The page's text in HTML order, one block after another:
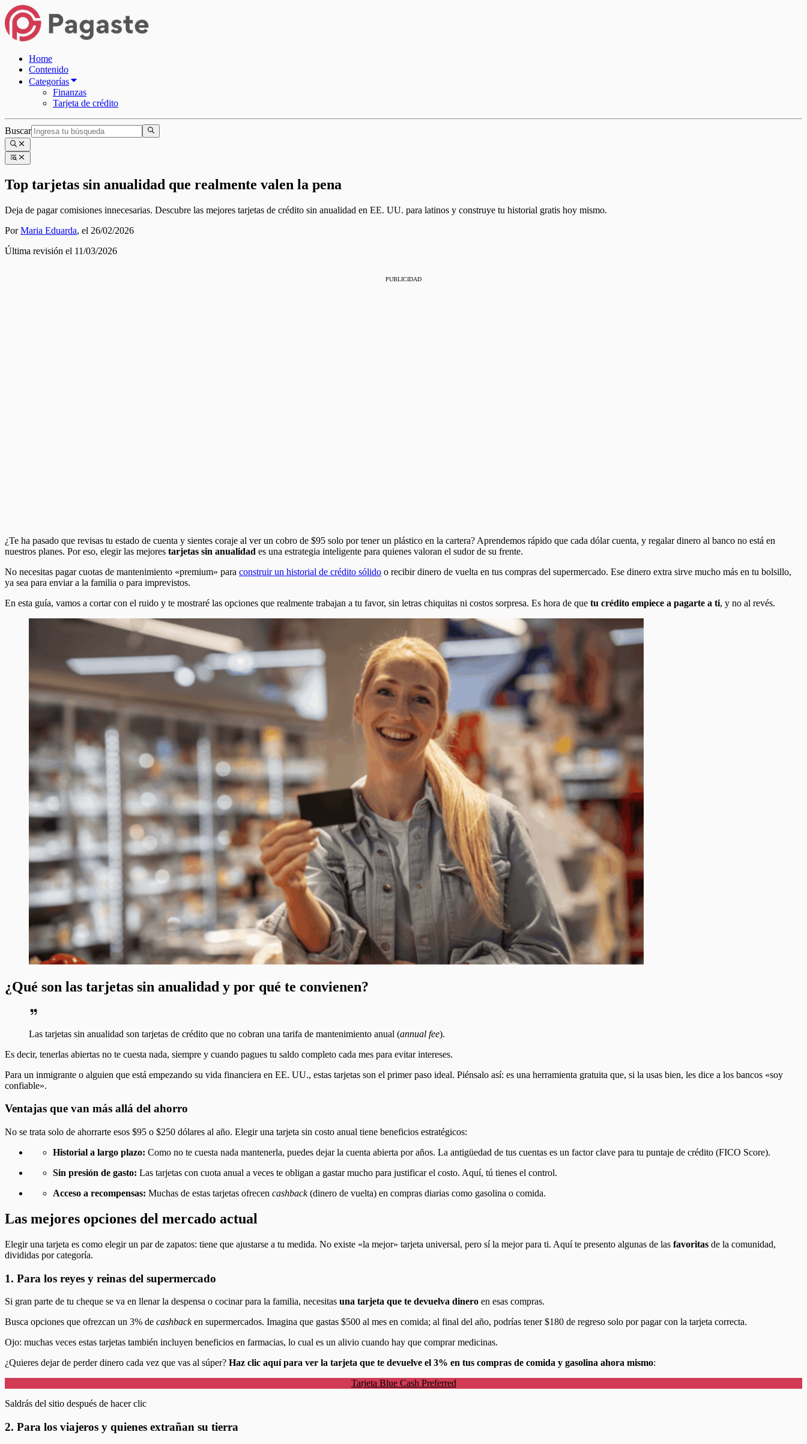
Home
Contenido
Categorías
Finanzas
Tarjeta de crédito
Buscar
Top tarjetas sin anualidad que realmente valen la pena
Deja de pagar comisiones innecesarias. Descubre las mejores tarjetas de crédito sin anualidad en EE. UU. para latinos y construye tu historial gratis hoy mismo.
PorMaria Eduarda, el 26/02/2026
Última revisión el 11/03/2026
PUBLICIDAD
¿Te ha pasado que revisas tu estado de cuenta y sientes coraje al ver un cobro de $95 solo por tener un plástico en la cartera? Aprendemos rápido que cada dólar cuenta, y regalar dinero al banco no está en
nuestros planes. Por eso, elegir las mejores tarjetas sin anualidad es una estrategia inteligente para quienes valoran el sudor de su frente.
No necesitas pagar cuotas de mantenimiento «premium» para construir un historial de crédito sólido o recibir dinero de vuelta en tus compras del supermercado. Ese dinero extra sirve mucho más en tu bolsillo,
ya sea para enviar a la familia o para imprevistos.
En esta guía, vamos a cortar con el ruido y te mostraré las opciones que realmente trabajan a tu favor, sin letras chiquitas ni costos sorpresa. Es hora de que tu crédito empiece a pagarte a ti, y no al revés.
¿Qué son las tarjetas sin anualidad y por qué te convienen?
Las tarjetas sin anualidad son tarjetas de crédito que no cobran una tarifa de mantenimiento anual (annual fee).
Es decir, tenerlas abiertas no te cuesta nada, siempre y cuando pagues tu saldo completo cada mes para evitar intereses.
Para un inmigrante o alguien que está empezando su vida financiera en EE. UU., estas tarjetas son el primer paso ideal. Piénsalo así: es una herramienta gratuita que, si la usas bien, les dice a los bancos «soy
confiable».
Ventajas que van más allá del ahorro
No se trata solo de ahorrarte esos $95 o $250 dólares al año. Elegir una tarjeta sin costo anual tiene beneficios estratégicos:
Historial a largo plazo: Como no te cuesta nada mantenerla, puedes dejar la cuenta abierta por años. La antigüedad de tus cuentas es un factor clave para tu puntaje de crédito (FICO Score).
Sin presión de gasto: Las tarjetas con cuota anual a veces te obligan a gastar mucho para justificar el costo. Aquí, tú tienes el control.
Acceso a recompensas: Muchas de estas tarjetas ofrecen cashback(dinero de vuelta) en compras diarias como gasolina o comida.
Las mejores opciones del mercado actual
Elegir una tarjeta es como elegir un par de zapatos: tiene que ajustarse a tu medida. No existe «la mejor» tarjeta universal, pero sí la mejor para ti. Aquí te presento algunas de las favoritas de la comunidad,
divididas por categoría.
1. Para los reyes y reinas del supermercado
Si gran parte de tu cheque se va en llenar la despensa o cocinar para la familia, necesitas una tarjeta que te devuelva dinero en esas compras.
Busca opciones que ofrezcan un 3% de cashbacken supermercados. Imagina que gastas $500 al mes en comida; al final del año, podrías tener $180 de regreso solo por pagar con la tarjeta correcta.
Ojo: muchas veces estas tarjetas también incluyen beneficios en farmacias, lo cual es un alivio cuando hay que comprar medicinas.
¿Quieres dejar de perder dinero cada vez que vas al súper? Haz clic aquí para ver la tarjeta que te devuelve el 3% en tus compras de comida y gasolina ahora mismo:
Tarjeta Blue Cash Preferred
Saldrás del sitio después de hacer clic
2. Para los viajeros y quienes extrañan su tierra